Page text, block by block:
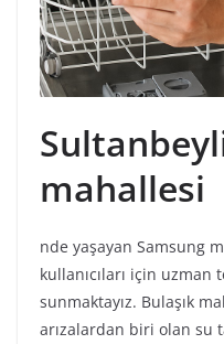
mahallesi
nde yaşayan Samsung
kullanıcıları için
sunmaktayız. Bulaşık
arızalardan biri olan su